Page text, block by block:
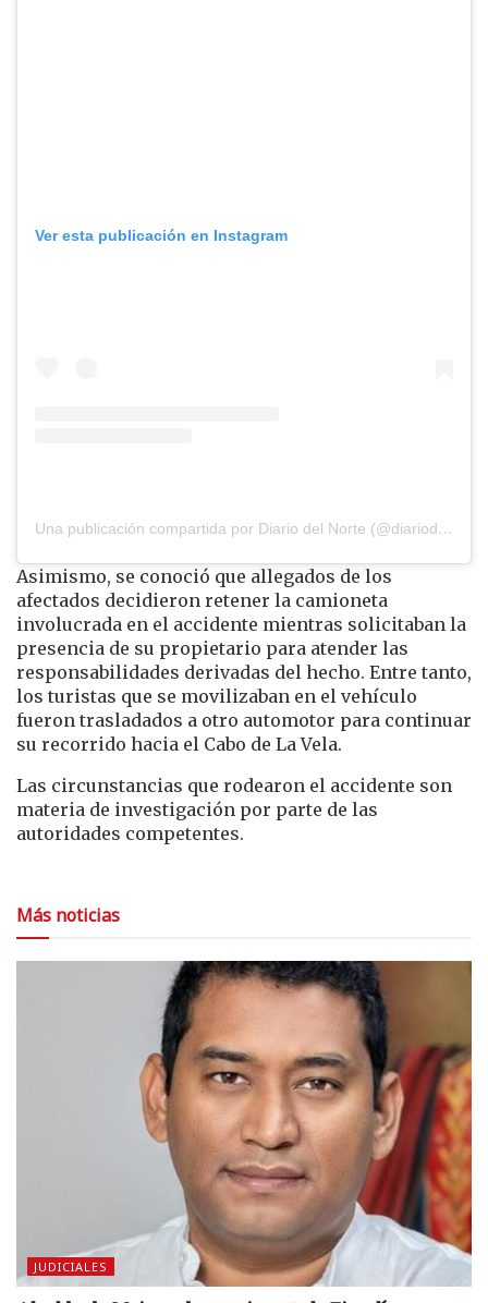
Ver esta publicación en Instagram
Una publicación compartida por Diario del Norte (@diariodelnorte)
Asimismo, se conoció que allegados de los
afectados decidieron retener la camioneta
involucrada en el accidente mientras solicitaban la
presencia de su propietario para atender las
responsabilidades derivadas del hecho. Entre tanto,
los turistas que se movilizaban en el vehículo
fueron trasladados a otro automotor para continuar
su recorrido hacia el Cabo de La Vela.
Las circunstancias que rodearon el accidente son
materia de investigación por parte de las
autoridades competentes.
Más noticias
JUDICIALES